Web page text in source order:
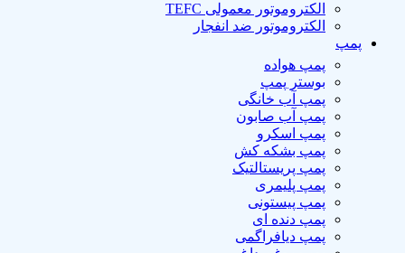
الکتروموتور معمولی TEFC
الکتروموتور ضد انفجار
پمپ
پمپ هواده
بوستر پمپ
پمپ آب خانگی
پمپ آب صابون
پمپ اسکرو
پمپ بشکه کش
پمپ پریستالتیک
پمپ پلیمری
پمپ پیستونی
پمپ دنده ای
پمپ دیافراگمی